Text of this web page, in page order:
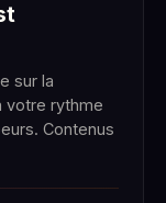
sur la
votre rythme
Contenus